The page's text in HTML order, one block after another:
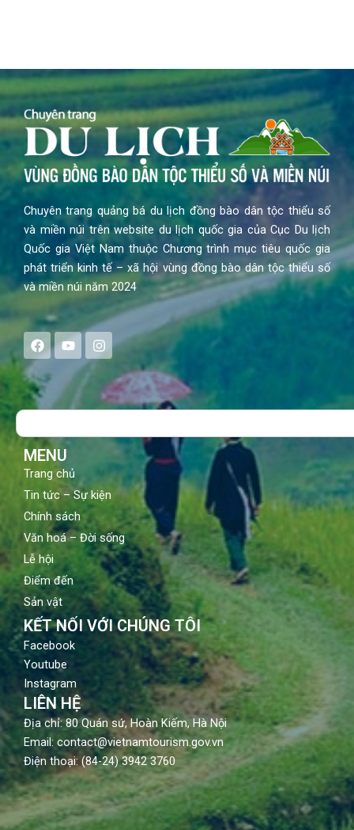
Chuyên trang quảng bá du lịch đồng bào dân tộc thiểu số
và miền núi trên website du lịch quốc gia của Cục Du lịch
Quốc gia Việt Nam thuộc Chương trình mục tiêu quốc gia
phát triển kinh tế – xã hội vùng đồng bào dân tộc thiểu số
và miền núi năm 2024
F
a
e
b
o
Y
o
t
u
b
I
n
s
a
g
Search
MENU
Trang chủ
Tin tức – Sự kiện
Chính sách
Văn hoá – Đời sống
Lễ hội
Điểm đến
Sản vật
KẾT NỐI VỚI CHÚNG TÔI
Facebook
Youtube
Instagram
LIÊN HỆ
Địa chỉ: 80 Quán sứ, Hoàn Kiếm, Hà Nội
Email: contact@vietnamtourism.gov.vn
Điện thoại: (84-24) 3942 3760